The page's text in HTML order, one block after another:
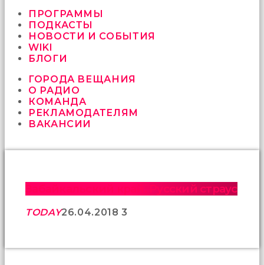
sikici
kocalar
güzel
karıları
öttürüyor
sex
hikayeleri
kızların
rahatlıyorlar
altyazılı
sikiş
ПРОГРАММЫ
ПОДКАСТЫ
НОВОСТИ И СОБЫТИЯ
WIKI
БЛОГИ
ГОРОДА ВЕЩАНИЯ
О РАДИО
КОМАНДА
РЕКЛАМОДАТЕЛЯМ
ВАКАНСИИ
Забайкальский край. Русский страус
TODAY26.04.2018 3